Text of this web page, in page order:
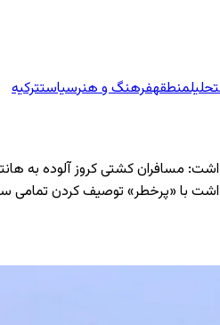
تحلیلمنطقهفرهنگ و هنرسیاستترکیه
کشتی کروز آلوده به هانتاویروس باید ۴۲
توصیف کردن تمامی سرنشینان کشتی تفریحی